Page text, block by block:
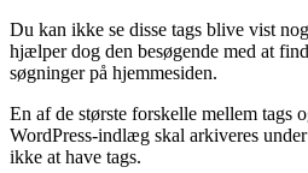
Du kan ikke se disse tags blive vist
hjælper dog den besøgende med at
søgninger på hjemmesiden.
En af de største forskelle mellem tags
WordPress-indlæg skal arkiveres
ikke at have tags.